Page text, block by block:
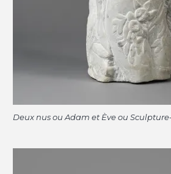
Deux nus ou Adam et Ève ou